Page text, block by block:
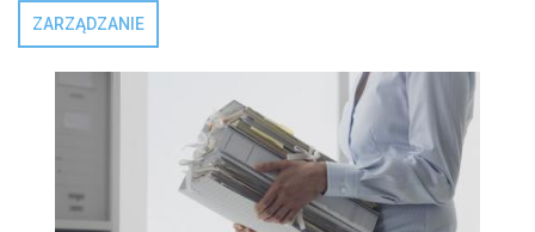
ZARZĄDZANIE